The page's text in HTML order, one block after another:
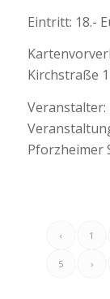
Eintritt: 18.-
Kirchstraße
Pforzheimer
‹ 1
5 ›